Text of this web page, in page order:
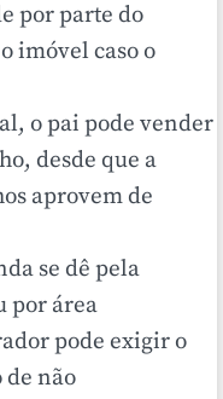
por parte do
imóvel caso o
o pai pode vender
desde que a
aprovem de
se dê pela
por área
pode exigir o
de não